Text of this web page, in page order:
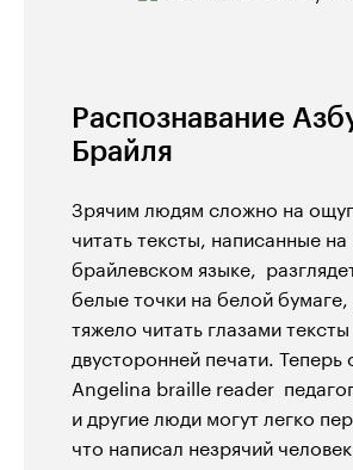
Распознавание
Брайля
Зрячим людям сложно на
читать тексты, написанные на
брайлевском языке,
белые точки на белой
тяжело читать глазами
двусторонней печати.
Angelina braille reader
и другие люди могут легко
что написал незрячий